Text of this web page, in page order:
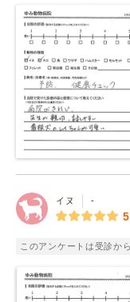
イヌ -
このアンケートは受診か